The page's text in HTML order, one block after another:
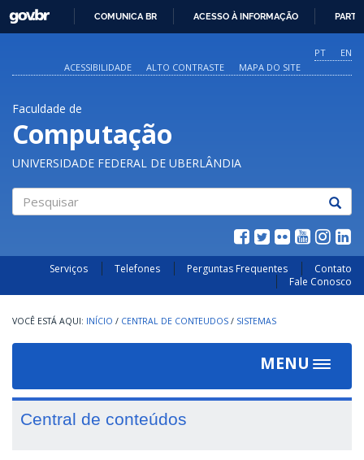
O
CONTEÚDO
GOVBR
COMUNICA BR ACESSO À INFORMAÇÃO
PT
EN
ACESSIBILIDADE
ALTO CONTRASTE MAPA DO SITE
Faculdade de
Computação
UNIVERSIDADE FEDERAL DE UBERLÂNDIA
Serviços Telefones Perguntas Frequentes
Contato
Fale Conosco
INÍCIO / CENTRAL DE CONTEUDOS / SISTEMAS
MENU
Toggle
Central de conteúdos